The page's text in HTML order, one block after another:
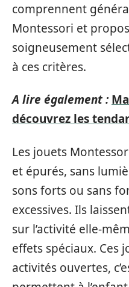
comprennent
Montessori et
soigneusement
à ces critères.
A lire également :
découvrez les
Les jouets
et épurés, sans
sons forts ou sans
excessives. Ils
sur l’activité elle-
effets spéciaux. Ces
activités ouvertes,